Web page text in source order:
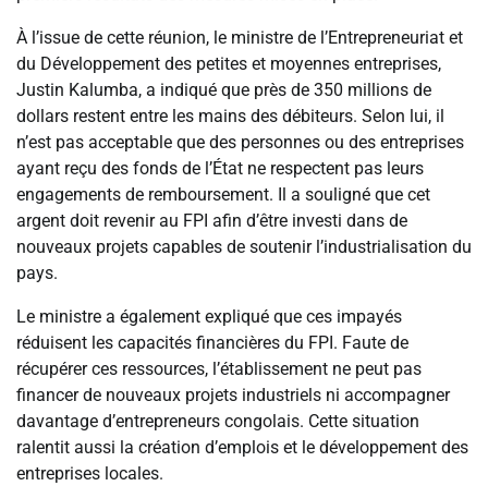
À l’issue de cette réunion, le ministre de l’Entrepreneuriat et
du Développement des petites et moyennes entreprises,
Justin Kalumba, a indiqué que près de 350 millions de
dollars restent entre les mains des débiteurs. Selon lui, il
n’est pas acceptable que des personnes ou des entreprises
ayant reçu des fonds de l’État ne respectent pas leurs
engagements de remboursement. Il a souligné que cet
argent doit revenir au FPI afin d’être investi dans de
nouveaux projets capables de soutenir l’industrialisation du
pays.
Le ministre a également expliqué que ces impayés
réduisent les capacités financières du FPI. Faute de
récupérer ces ressources, l’établissement ne peut pas
financer de nouveaux projets industriels ni accompagner
davantage d’entrepreneurs congolais. Cette situation
ralentit aussi la création d’emplois et le développement des
entreprises locales.